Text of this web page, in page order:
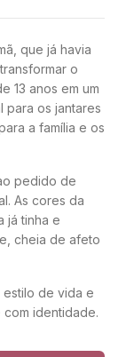
que já havia
o
13 anos em um
os jantares
a família e os
pedido de
As cores da
já tinha e
cheia de afeto
de vida e
identidade.